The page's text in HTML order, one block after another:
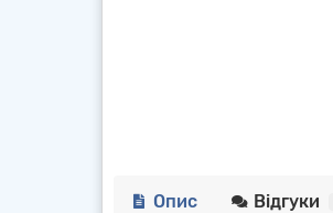
Опис Відгуки